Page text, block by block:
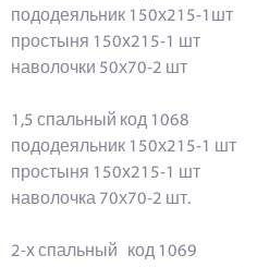
пододеяльник 150х215-1шт
простыня 150х215-1 шт
наволочки 50х70-2 шт
1,5 спальный код 1068
пододеяльник 150х215-1 шт
простыня 150х215-1 шт
наволочка 70х70-2 шт.
2-х спальный код 1069